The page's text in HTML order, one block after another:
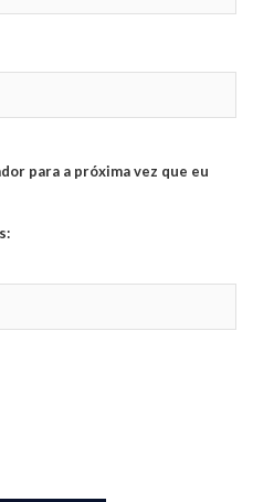
para a próxima vez que eu